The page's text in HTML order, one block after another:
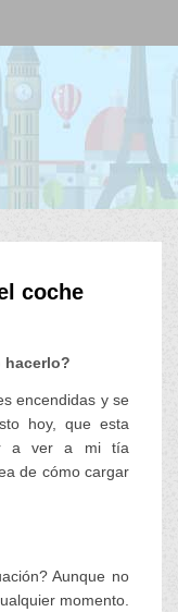
coche
hacerlo?
encendidas y se
hoy, que esta
a ver a mi tía
de cómo cargar
Aunque no
momento.